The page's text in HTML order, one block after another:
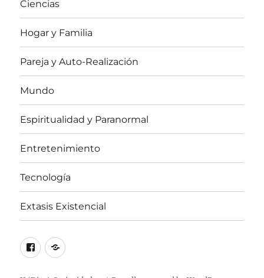
Ciencias
Hogar y Familia
Pareja y Auto-Realización
Mundo
Espiritualidad y Paranormal
Entretenimiento
Tecnología
Extasis Existencial
Facebook
X